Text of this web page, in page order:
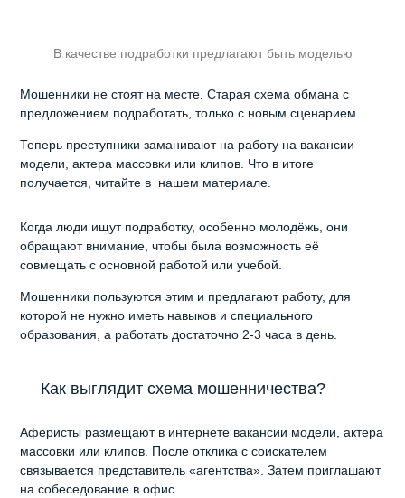
В качестве подработки предлагают быть моделью
Мошенники не стоят на месте. Старая схема обмана с
предложением подработать, только с новым сценарием.
Теперь преступники заманивают на работу на вакансии
модели, актера массовки или клипов. Что в итоге
получается, читайте в нашем материале.
Когда люди ищут подработку, особенно молодёжь, они
обращают внимание, чтобы была возможность её
совмещать с основной работой или учебой.
Мошенники пользуются этим и предлагают работу, для
которой не нужно иметь навыков и специального
образования, а работать достаточно 2-3 часа в день.
Как выглядит схема мошенничества?
Аферисты размещают в интернете вакансии модели, актера
массовки или клипов. После отклика с соискателем
связывается представитель «агентства». Затем приглашают
на собеседование в офис.